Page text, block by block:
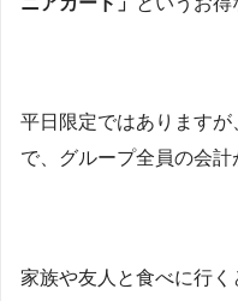
平日限定ではあります
で、グループ全員の会計
家族や友人と食べに行